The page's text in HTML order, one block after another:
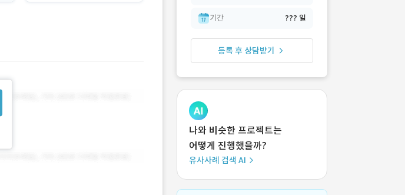
기간 ??? 일
등록 후 상담받기
나와 비슷한 프로젝트는
어떻게 진행했을까?
유사사례 검색 AI